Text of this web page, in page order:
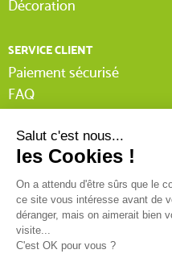
Décoration
SERVICE CLIENT
Paiement sécurisé
FAQ
Lexique Tissnet
Suivi commande invité
Contactez-nous